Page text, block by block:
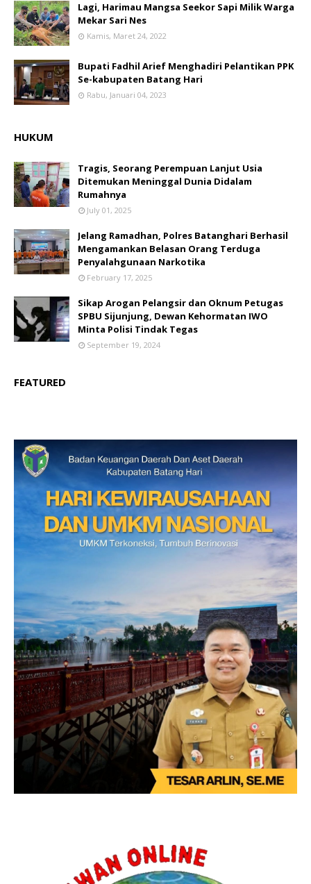
Lagi, Harimau Mangsa Seekor Sapi Milik Warga
Mekar Sari Nes
Kamis, Maret 24, 2022
Bupati Fadhil Arief Menghadiri Pelantikan PPK
Se-kabupaten Batang Hari
Rabu, Januari 04, 2023
HUKUM
Tragis, Seorang Perempuan Lanjut Usia
Ditemukan Meninggal Dunia Didalam
Rumahnya
July 01, 2025
Jelang Ramadhan, Polres Batanghari Berhasil
Mengamankan Belasan Orang Terduga
Penyalahgunaan Narkotika
February 17, 2025
Sikap Arogan Pelangsir dan Oknum Petugas
SPBU Sijunjung, Dewan Kehormatan IWO
Minta Polisi Tindak Tegas
September 19, 2024
FEATURED